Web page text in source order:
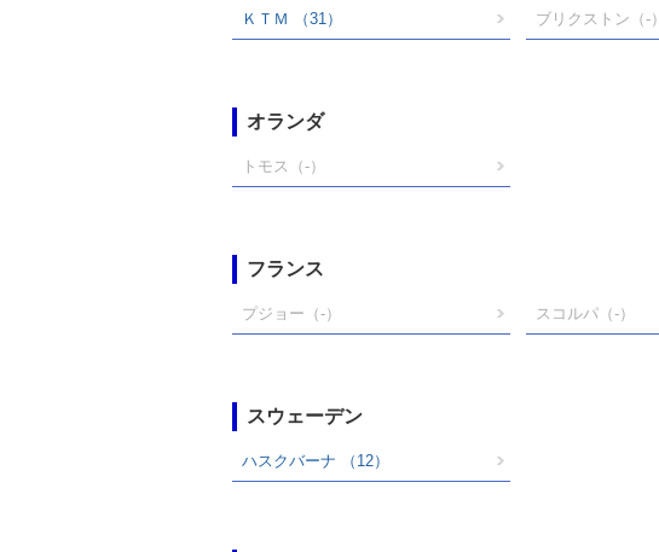
ＫＴＭ （31） ブリクストン （-）
オランダ
トモス （-）
フランス
プジョー （-） スコルパ（-）
スウェーデン
ハスクバーナ （12）